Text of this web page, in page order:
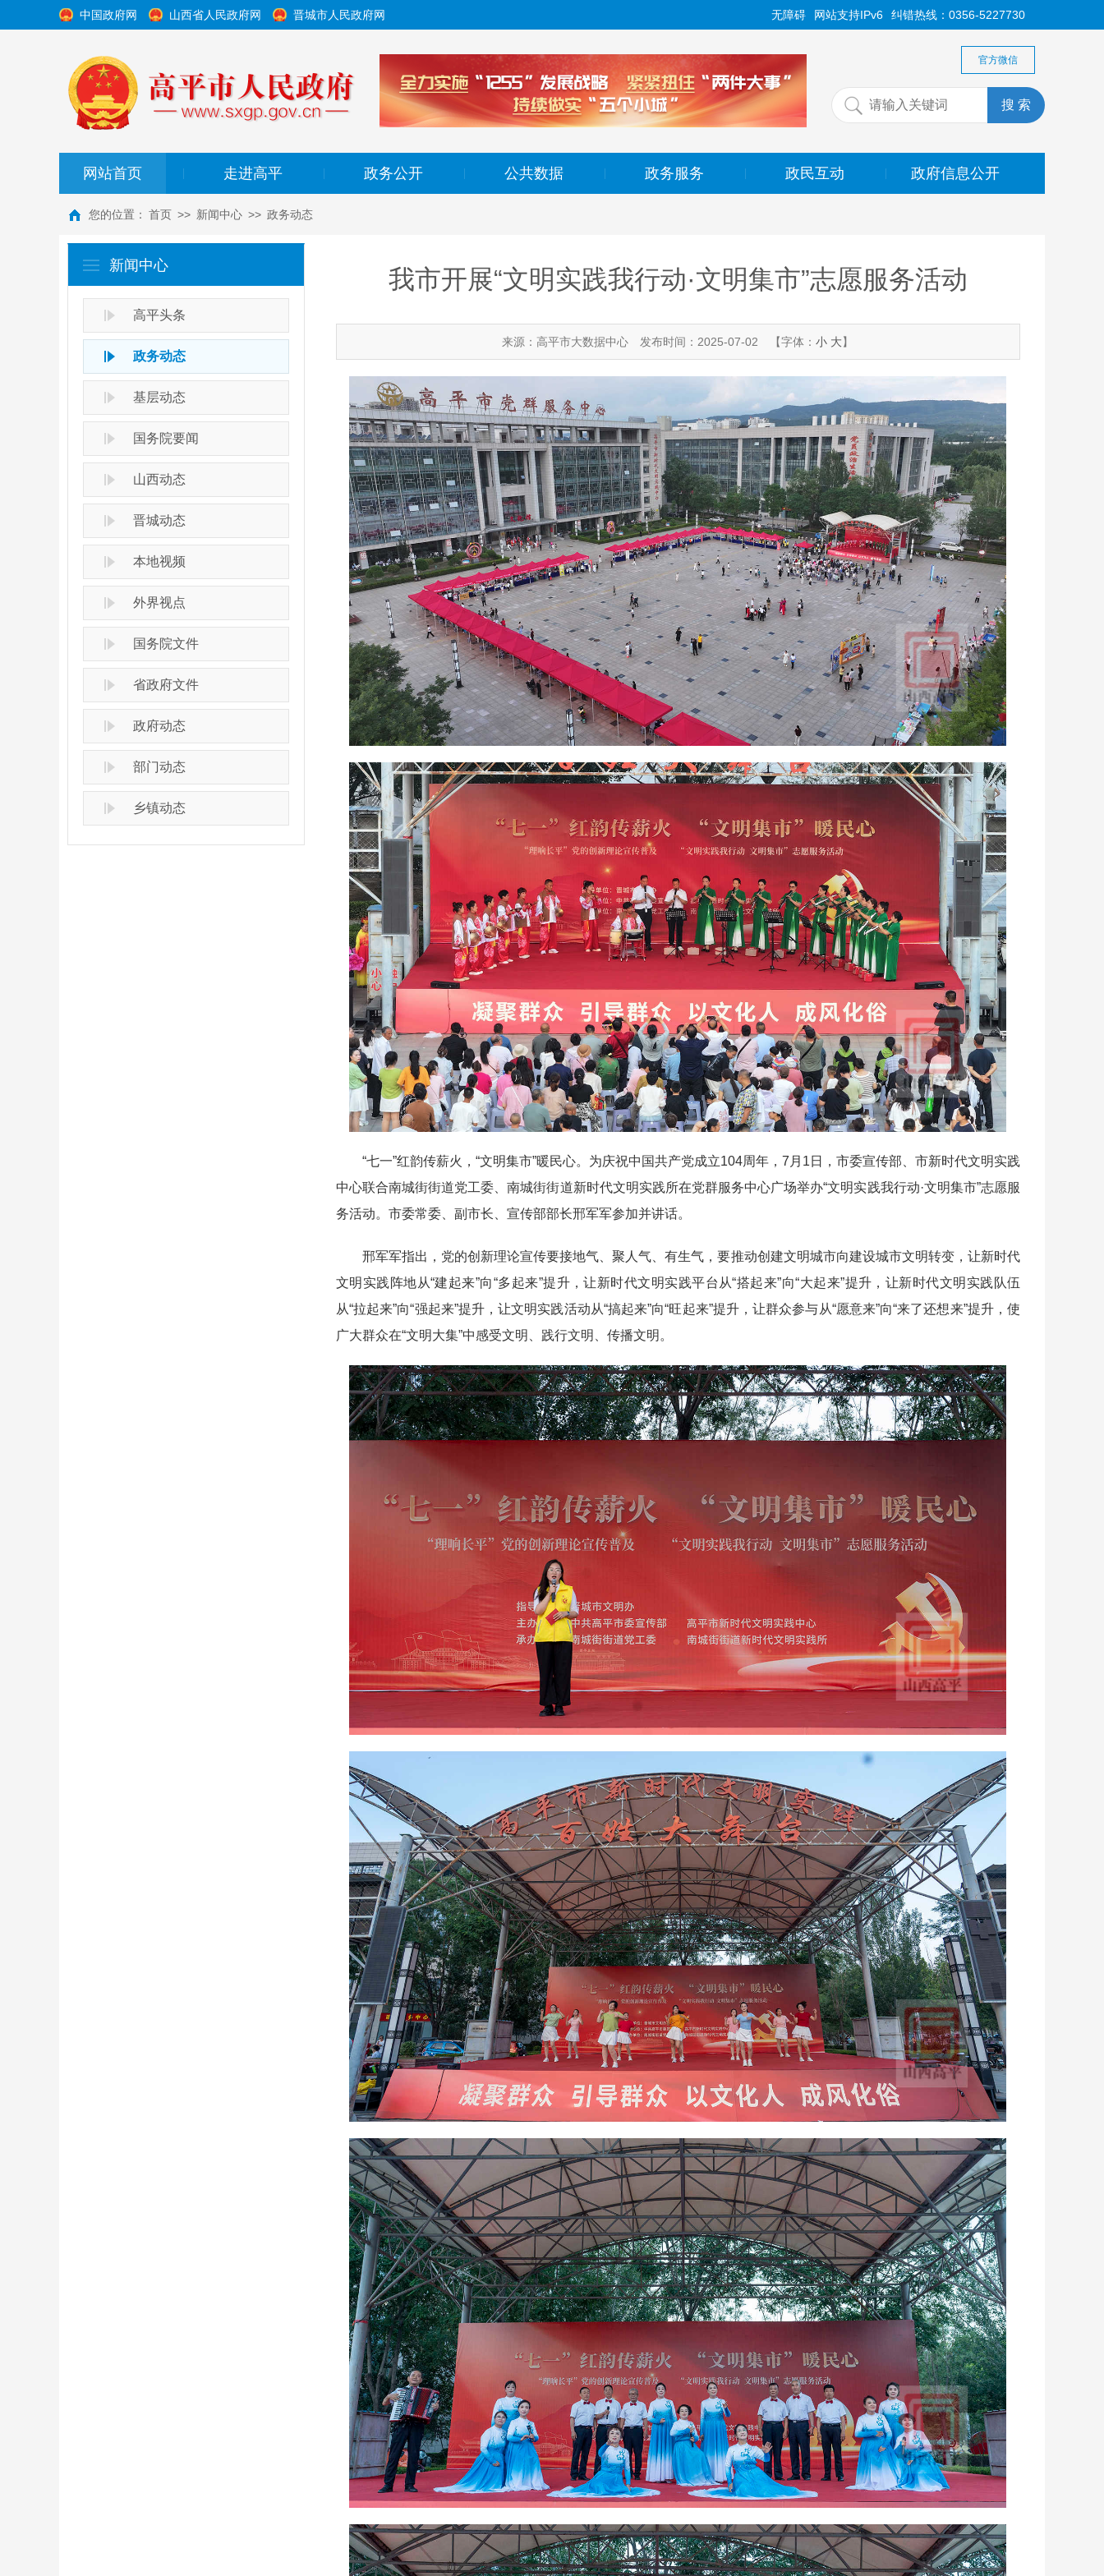
中国政府网 山西省人民政府网 晋城市人民政府网 纠错热线：0356-5227730
网站支持IPv6
无障碍
官方微信
网站首页 走进高平 政务公开 公共数据 政务服务 政民互动 政府信息公开
您的位置： 首页 >> 新闻中心 >> 政务动态
新闻中心
高平头条
政务动态
基层动态
国务院要闻
山西动态
晋城动态
本地视频
外界视点
国务院文件
省政府文件
政府动态
部门动态
乡镇动态
我市开展“文明实践我行动·文明集市”志愿服务活动
来源：高平市大数据中心 发布时间：2025-07-02 【字体：小 大】
“七一”红韵传薪火，“文明集市”暖民心。 为庆祝中国共产党成立104周年，7月1日，市委宣传部、市新时代文明实践
中心联合南城街街道党工委、南城街街道新时代文明实践所在党群服务中心广场举办“文明实践我行动·文明集市”志愿服
务活动。市委常委、副市长、宣传部部长邢军军参加并讲话。
邢军军指出，党的创新理论宣传要接地气、聚人气、有生气，要推动创建文明城市向建设城市文明转变，让新时代
文明实践阵地从“建起来”向“多起来”提升，让新时代文明实践平台从“搭起来”向“大起来”提升，让新时代文明实践队伍
从“拉起来”向“强起来”提升，让文明实践活动从“搞起来”向“旺起来”提升，让群众参与从“愿意来”向“来了还想来”提升，使
广大群众在“文明大集”中感受文明、践行文明、传播文明。